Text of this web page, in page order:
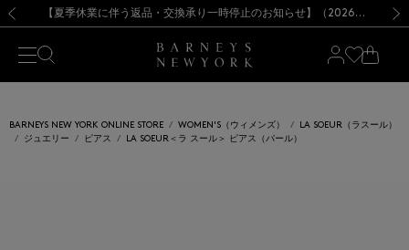
新規登録のお客様も対象！＜MY BARNEYS＞会員のお客様は11,000円（税込）以上のお買上げで常時送料無料！お買い物の際は会員登録を！
【夏季休業に伴う出荷一時停止のお知らせ】(2026.8.7) 【オンラインストア カスタマーセンター夏季休業に関するお知らせ】（2026.8.7）【夏季休業に伴う返品・交換承り一時停止のお知らせ】（2026.8.5）
熊本県を中心とした地震の影響によるお荷物のお届けについて
【開催中】SUMMER SALEのご案内・ご注意事項 新規登録のお客様も対象！＜MY BARNEYS＞会員のお客様は11,000円（税込）以上のお買上げで常時送料無料！お買い物の際は会員登録を！
【夏季休業に伴う出荷一時停止のお知らせ】(2026.8.7)
BARNEYS NEW YORK ONLINE STORE WOMEN'S（ウィメンズ）
LA SOEUR（ラスール）
ジュエリー
ピアス LA SOEUR＜ラ スール＞ ピアス（パール）